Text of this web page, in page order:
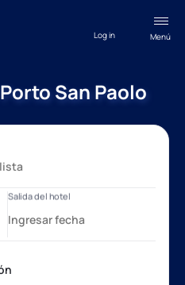
Menú
Log in
San Paolo